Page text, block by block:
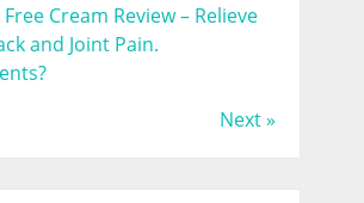
Cream Review – Relieve
and Joint Pain.
Next »